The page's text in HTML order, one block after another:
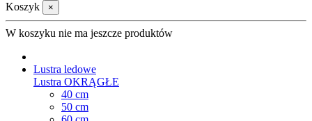
Koszyk
×
W koszyku nie ma jeszcze produktów
Lustra ledowe
Lustra OKRĄGŁE
40 cm
50 cm